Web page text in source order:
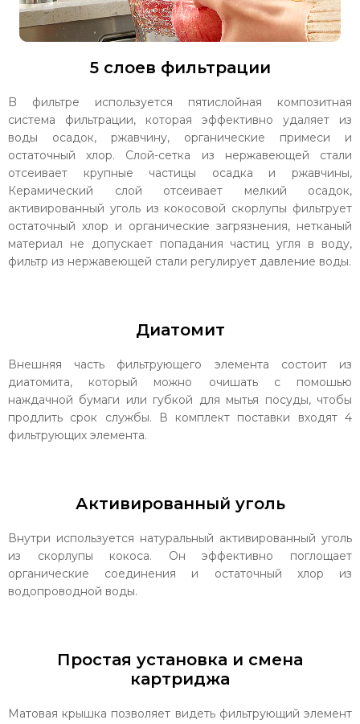
5 слоев фильтрации
B фильтре используется пятислойная композитная
система фильтрации, которая эффективно удаляет из
воды осадок, ржавчину, органические примеси и
остаточный хлор. Слой-сетка из нержавеющей стали
отсеивает крупные частицы осадка и ржавчины,
Керамический слой отсеивает мелкий осадок,
активированный уголь из кокосовой скорлупы фильтрует
остаточный хлор и органические загрязнения, нетканый
материал не допускает попадания частиц угля в воду,
фильтр из нержавеющей стали регулирует давление воды.
Диатомит
Внешняя часть фильтрующего элемента состоит из
диатомита, который можно очишать с помошью
наждачной бумаги или губкой для мытья посуды, чтобы
продлить срок службы. В комплект поставки входят 4
фильтрующих элемента.
Активированный уголь
Внутри используется натуральный активированный уголь
из скорлупы кокоса. Он эффективно поглощает
органические соединения и остаточный хлор из
водопроводной воды.
Простая установка и смена
картриджа
Матовая крышка позволяет видеть фильтрующий элемент